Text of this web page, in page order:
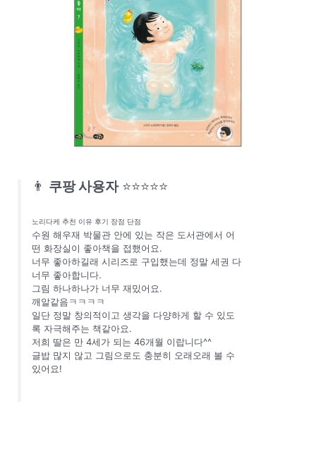
👨 쿠팡 사용자 ⭐⭐⭐⭐⭐
노리다케 추천 이유 후기 장점 단점
수원 해우재 박물관 안에 있는 작은 도서관에서 어
떤 화장실이 좋아책을 접했어요.
너무 좋아하길래 시리즈로 구입했는데 정말 세권 다
너무 좋아합니다.
그림 하나하나가 너무 재밌어요.
깨알같음ㅋㅋㅋㅋ
일단 정말 창의적이고 생각을 다양하게 할 수 있도
록 자극해주는 책같아요.
저희 딸은 만 4세가 되는 46개월 이랍니다^^
글밥 많지 않고 그림으로도 충분히 오래오래 볼 수
있어요!